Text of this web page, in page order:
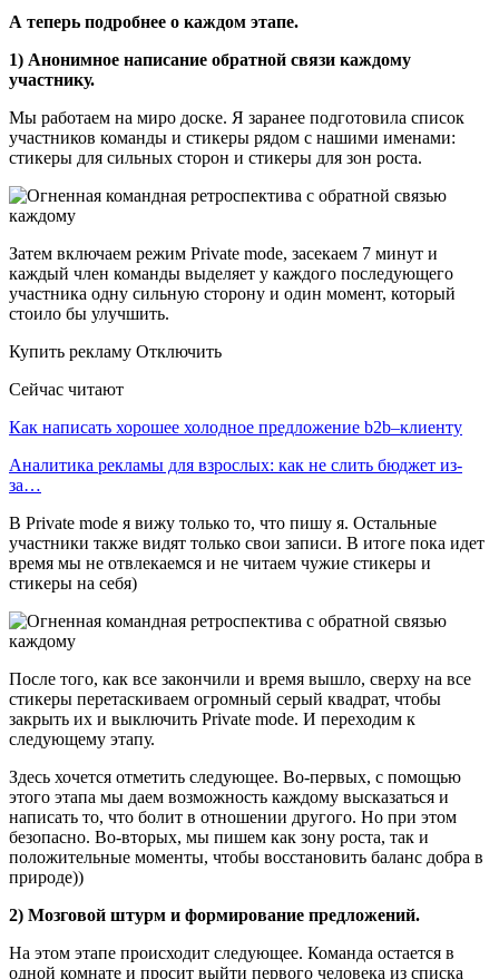
А теперь подробнее о каждом этапе.
1) Анонимное написание обратной связи каждому
участнику.
Мы работаем на миро доске. Я заранее подготовила список
участников команды и стикеры рядом с нашими именами:
стикеры для сильных сторон и стикеры для зон роста.
Затем включаем режим Private mode, засекаем 7 минут и
каждый член команды выделяет у каждого последующего
участника одну сильную сторону и один момент, который
стоило бы улучшить.
Купить рекламу Отключить
Сейчас читают
Как написать хорошее холодное предложение b2b–клиенту
Аналитика рекламы для взрослых: как не слить бюджет из-
за…
В Private mode я вижу только то, что пишу я. Остальные
участники также видят только свои записи. В итоге пока идет
время мы не отвлекаемся и не читаем чужие стикеры и
стикеры на себя)
После того, как все закончили и время вышло, сверху на все
стикеры перетаскиваем огромный серый квадрат, чтобы
закрыть их и выключить Private mode. И переходим к
следующему этапу.
Здесь хочется отметить следующее. Во-первых, с помощью
этого этапа мы даем возможность каждому высказаться и
написать то, что болит в отношении другого. Но при этом
безопасно. Во-вторых, мы пишем как зону роста, так и
положительные моменты, чтобы восстановить баланс добра в
природе))
2) Мозговой штурм и формирование предложений.
На этом этапе происходит следующее. Команда остается в
одной комнате и просит выйти первого человека из списка